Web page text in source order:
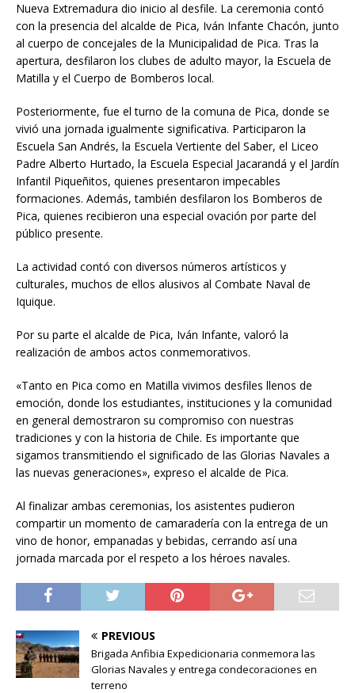
Nueva Extremadura dio inicio al desfile. La ceremonia contó
con la presencia del alcalde de Pica, Iván Infante Chacón, junto
al cuerpo de concejales de la Municipalidad de Pica. Tras la
apertura, desfilaron los clubes de adulto mayor, la Escuela de
Matilla y el Cuerpo de Bomberos local.
Posteriormente, fue el turno de la comuna de Pica, donde se
vivió una jornada igualmente significativa. Participaron la
Escuela San Andrés, la Escuela Vertiente del Saber, el Liceo
Padre Alberto Hurtado, la Escuela Especial Jacarandá y el Jardín
Infantil Piqueñitos, quienes presentaron impecables
formaciones. Además, también desfilaron los Bomberos de
Pica, quienes recibieron una especial ovación por parte del
público presente.
La actividad contó con diversos números artísticos y
culturales, muchos de ellos alusivos al Combate Naval de
Iquique.
Por su parte el alcalde de Pica, Iván Infante, valoró la
realización de ambos actos conmemorativos.
«Tanto en Pica como en Matilla vivimos desfiles llenos de
emoción, donde los estudiantes, instituciones y la comunidad
en general demostraron su compromiso con nuestras
tradiciones y con la historia de Chile. Es importante que
sigamos transmitiendo el significado de las Glorias Navales a
las nuevas generaciones», expreso el alcalde de Pica.
Al finalizar ambas ceremonias, los asistentes pudieron
compartir un momento de camaradería con la entrega de un
vino de honor, empanadas y bebidas, cerrando así una
jornada marcada por el respeto a los héroes navales.
PREVIOUS
Brigada Anfibia Expedicionaria conmemora las
Glorias Navales y entrega condecoraciones en
terreno